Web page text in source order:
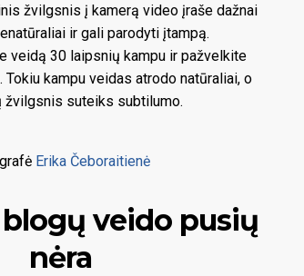
žvilgsnis į kamerą video įraše dažnai
ir gali parodyti įtampą.
veidą 30 laipsnių kampu ir pažvelkite
Tokiu kampu veidas atrodo natūraliai, o
žvilgsnis suteiks subtilumo.
Erika Čeboraitienė
blogų veido pusių
nėra